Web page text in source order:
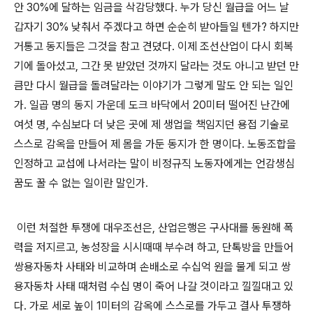
안 30%에 달하는 임금을 삭감당했다. 누가 당신 월급을 어느 날
갑자기 30% 낮춰서 주겠다고 하면 순순히 받아들일 텐가? 하지만
거통고 동지들은 그것을 참고 견뎠다. 이제 조선산업이 다시 회복
기에 돌아섰고, 그간 못 받았던 것까지 달라는 것도 아니고 받던 만
큼만 다시 월급을 돌려달라는 이야기가 그렇게 말도 안 되는 일인
가. 일곱 명의 동지 가운데 도크 바닥에서 20미터 떨어진 난간에
여섯 명, 수심보다 더 낮은 곳에 제 생업을 책임지던 용접 기술로
스스로 감옥을 만들어 제 몸을 가둔 동지가 한 명이다. 노동조합을
인정하고 교섭에 나서라는 말이 비정규직 노동자에게는 언감생심
꿈도 꿀 수 없는 일이란 말인가.
이런 처절한 투쟁에 대우조선은, 산업은행은 구사대를 동원해 폭
력을 저지르고, 농성장을 시시때때 부수려 하고, 단톡방을 만들어
쌍용자동차 사태와 비교하며 손배소로 수십억 원을 물게 되고 쌍
용자동차 사태 때처럼 수십 명이 죽어 나갈 것이라고 낄낄대고 있
다. 가로 세로 높이 1 미터의 감옥에 스스로를 가두고 결사 투쟁하